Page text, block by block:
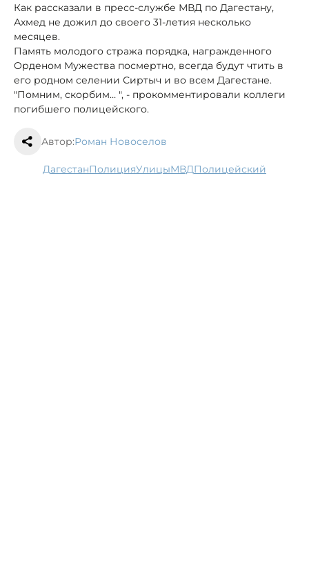
Как рассказали в пресс-службе МВД по Дагестану,
Ахмед не дожил до своего 31-летия несколько
месяцев.
Память молодого стража порядка, награжденного
Орденом Мужества посмертно, всегда будут чтить в
его родном селении Сиртыч и во всем Дагестане.
"Помним, скорбим… ", - прокомментировали коллеги
погибшего полицейского.
Автор:Роман Новоселов
Дагестан полиция улицы МВД полицейский